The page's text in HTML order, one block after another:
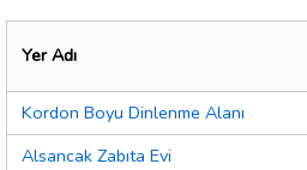
Yer Adı
Kordon Boyu Dinlenme Alanı
Alsancak Zabıta Evi